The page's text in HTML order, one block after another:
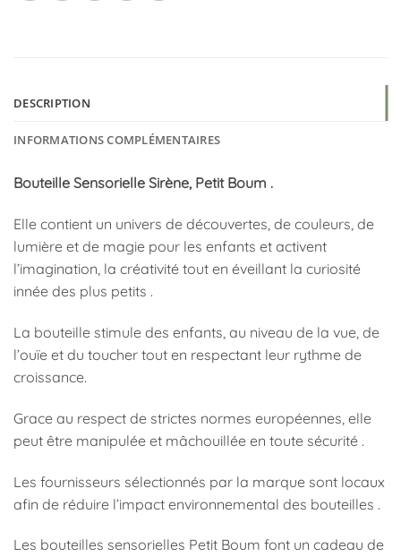
DESCRIPTION
INFORMATIONS COMPLÉMENTAIRES
Bouteille Sensorielle Sirène, Petit Boum .
Elle contient un univers de découvertes, de couleurs, de
lumière et de magie pour les enfants et activent
l’imagination, la créativité tout en éveillant la curiosité
innée des plus petits .
La bouteille stimule des enfants, au niveau de la vue, de
l’ouïe et du toucher tout en respectant leur rythme de
croissance.
Grace au respect de strictes normes européennes, elle
peut être manipulée et mâchouillée en toute sécurité .
Les fournisseurs sélectionnés par la marque sont locaux
afin de réduire l’impact environnemental des bouteilles .
Les bouteilles sensorielles Petit Boum font un cadeau de